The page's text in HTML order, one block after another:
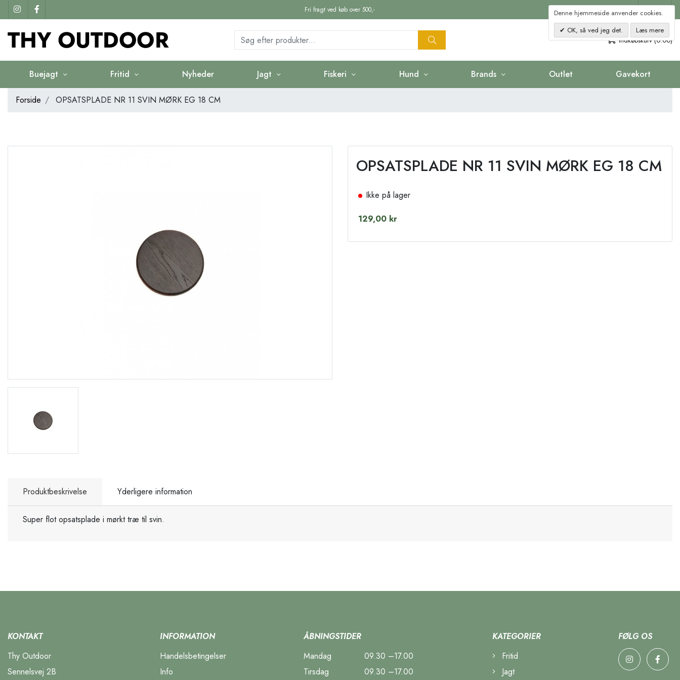
Fri fragt ved køb over 500,- Kontakt
0
Indkøbskurv (0.00)
Buejagt Fritid Nyheder Jagt Fiskeri Hund Brands Outlet Gavekort
Forside OPSATSPLADE NR 11 SVIN MØRK EG 18 CM
OPSATSPLADE NR 11 SVIN MØRK EG 18 CM
Ikke på lager
129,00 kr
Produktbeskrivelse Yderligere information
Super flot opsatsplade i mørkt træ til svin.
KONTAKT
Thy Outdoor
Sennelsvej 2B
INFORMATION
Handelsbetingelser
Info
ÅBNINGSTIDER
Mandag
09.30 –17.00
Tirsdag
09.30 –17.00
KATEGORIER
Fritid
Jagt
FØLG OS
Denne hjemmeside anvender cookies.
OK, så ved jeg det.
Læs mere